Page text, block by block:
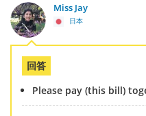
Miss Jay
日本
回答
Please pay (this bill)